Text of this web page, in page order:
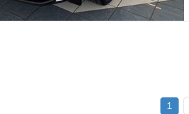
1